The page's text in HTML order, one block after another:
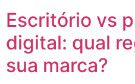
Escritório vs
digital: qual
sua marca?